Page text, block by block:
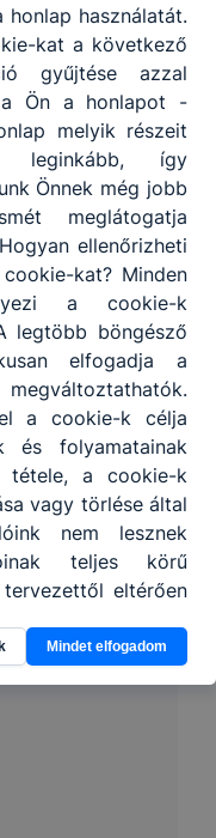
és Kollégium
használatát.
kat a következő
gyűjtése azzal
Ön a honlapot -
melyik részeit
leginkább, így
Önnek még jobb
meglátogatja
ellenőrizheti
kat? Minden
a cookie-k
legtöbb böngésző
elfogadja a
a cookie-k célja
és folyamatainak
tétele, a cookie-k
vagy törlése által
nem lesznek
teljes körű
eltérően
Mindet elfogadom